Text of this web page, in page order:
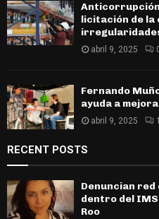
licitación de la
abril 9, 2025
Fernando
ayuda a
abril 9, 2025 1
RECENT POSTS
Denuncian
dentro del
Roo